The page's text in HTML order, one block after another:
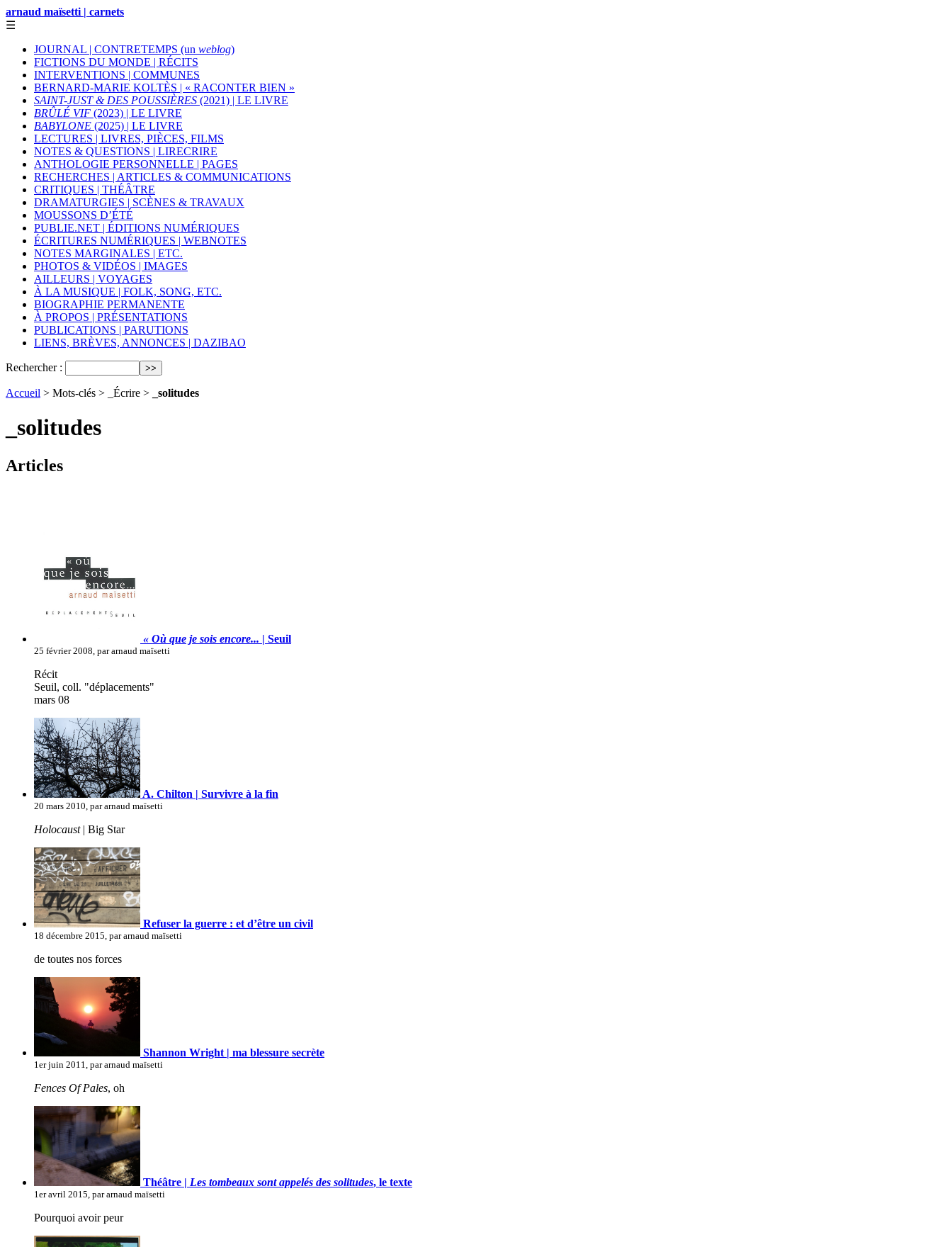
arnaud maïsetti | carnets
☰
JOURNAL | CONTRETEMPS (un weblog)
FICTIONS DU MONDE | RÉCITS
INTERVENTIONS | COMMUNES
BERNARD-MARIE KOLTÈS | « RACONTER BIEN »
SAINT-JUST & DES POUSSIÈRES (2021) | LE LIVRE
BRÛLÉ VIF (2023) | LE LIVRE
BABYLONE (2025) | LE LIVRE
LECTURES | LIVRES, PIÈCES, FILMS
NOTES & QUESTIONS | LIRECRIRE
ANTHOLOGIE PERSONNELLE | PAGES
RECHERCHES | ARTICLES & COMMUNICATIONS
CRITIQUES | THÉÂTRE
DRAMATURGIES | SCÈNES & TRAVAUX
MOUSSONS D’ÉTÉ
PUBLIE.NET | ÉDITIONS NUMÉRIQUES
ÉCRITURES NUMÉRIQUES | WEBNOTES
NOTES MARGINALES | ETC.
PHOTOS & VIDÉOS | IMAGES
AILLEURS | VOYAGES
À LA MUSIQUE | FOLK, SONG, ETC.
BIOGRAPHIE PERMANENTE
À PROPOS | PRÉSENTATIONS
PUBLICATIONS | PARUTIONS
LIENS, BRÈVES, ANNONCES | DAZIBAO
Rechercher :
Accueil > Mots-clés > _Écrire > _solitudes
_solitudes
Articles
« Où que je sois encore... | Seuil
25 février 2008, par arnaud maïsetti
Récit
Seuil, coll. "déplacements"
mars 08
A. Chilton | Survivre à la fin
20 mars 2010, par arnaud maïsetti
Holocaust| Big Star
Refuser la guerre : et d’être un civil
18 décembre 2015, par arnaud maïsetti
de toutes nos forces
Shannon Wright | ma blessure secrète
1er juin 2011, par arnaud maïsetti
Fences Of Pales, oh
Théâtre | Les tombeaux sont appelés des solitudes, le texte
1er avril 2015, par arnaud maïsetti
Pourquoi avoir peur